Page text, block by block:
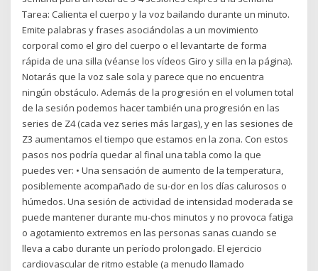
Tarea: Calienta el cuerpo y la voz bailando durante un minuto.
Emite palabras y frases asociándolas a un movimiento
corporal como el giro del cuerpo o el levantarte de forma
rápida de una silla (véanse los vídeos Giro y silla en la página).
Notarás que la voz sale sola y parece que no encuentra
ningún obstáculo. Además de la progresión en el volumen total
de la sesión podemos hacer también una progresión en las
series de Z4 (cada vez series más largas), y en las sesiones de
Z3 aumentamos el tiempo que estamos en la zona. Con estos
pasos nos podría quedar al final una tabla como la que
puedes ver: • Una sensación de aumento de la temperatura,
posiblemente acompañado de su-dor en los días calurosos o
húmedos. Una sesión de actividad de intensidad moderada se
puede mantener durante mu-chos minutos y no provoca fatiga
o agotamiento extremos en las personas sanas cuando se
lleva a cabo durante un período prolongado. El ejercicio
cardiovascular de ritmo estable (a menudo llamado